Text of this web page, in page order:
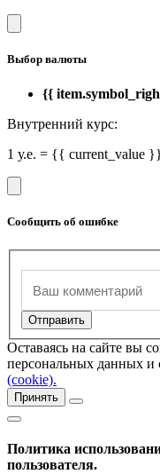
Выбор валюты
{{
Внутренний курс:
1 у.е. = {{ current_value
Сообщить об ошибке
Оставаясь на сайте вы
персональных данных и
(cookie).
Принять
Политика
пользователя.